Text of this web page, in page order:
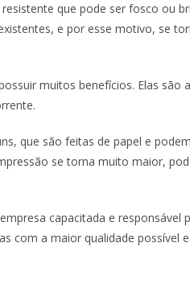
que pode ser fosco ou
e por esse motivo, se
muitos benefícios. Elas são
que são feitas de papel e
se torna muito maior,
capacitada e
com a maior qualidade possível